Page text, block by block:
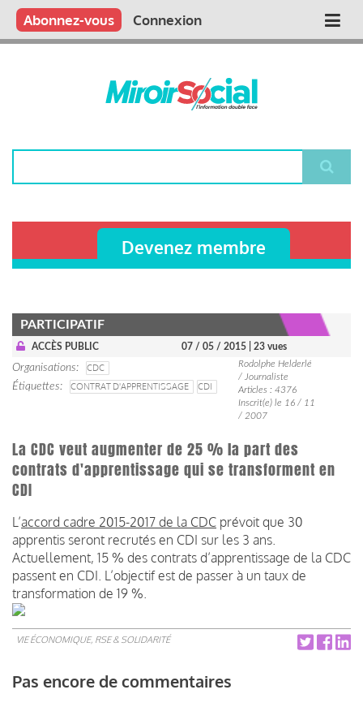
Aller
contenu
Main
Qui sommes nous ?
Vous publiez
Nous publions
Contactez-nous
Abonnez-vous Connexion
Devenez membre
PARTICIPATIF
ACCÈS PUBLIC 07 / 05 / 2015 | 23 vues
Organisations
CDC
Étiquettes
CONTRAT D'APPRENTISSAGE CDI
Rodolphe Helderlé
/ Journaliste
Articles : 4376
Inscrit(e) le 16 / 11
/ 2007
La CDC veut augmenter de 25 % la part des
contrats d'apprentissage qui se transforment en
CDI
L’accord cadre 2015-2017 de la CDC prévoit que 30
apprentis seront recrutés en CDI sur les 3 ans.
Actuellement, 15 % des contrats d’apprentissage de la CDC
passent en CDI. L’objectif est de passer à un taux de
transformation de 19 %.
VIE ÉCONOMIQUE, RSE & SOLIDARITÉ
Pas encore de commentaires